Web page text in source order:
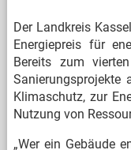
Der Landkreis
Energiepreis für
Bereits zum
Sanierungsprojekte
Klimaschutz, zur
Nutzung von
„Wer ein Gebäude